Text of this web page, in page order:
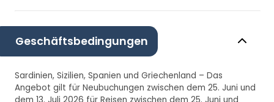
Geschäftsbedingungen
Sardinien, Sizilien, Spanien und Griechenland – Das
Angebot gilt für Neubuchungen zwischen dem 25. Juni und